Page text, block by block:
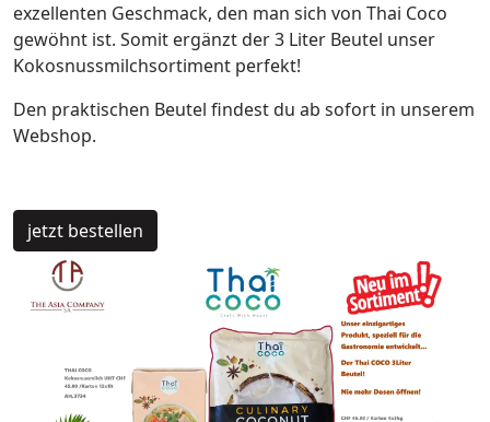
exzellenten Geschmack, den man sich von Thai Coco
gewöhnt ist. Somit ergänzt der 3 Liter Beutel unser
Kokosnussmilchsortiment perfekt!
Den praktischen Beutel findest du ab sofort in unserem
Webshop.
jetzt bestellen